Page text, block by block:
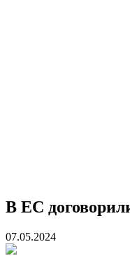
В ЕС
07.05.2024